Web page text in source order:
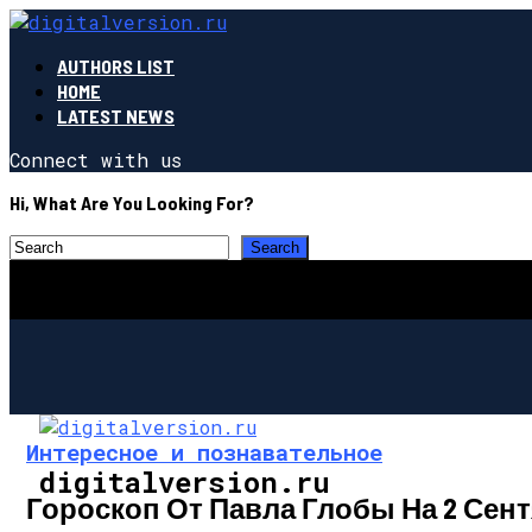
AUTHORS LIST
HOME
LATEST NEWS
Connect with us
Hi, What Are You Looking For?
digitalversion.ru
Интересное и познавательное
Гороскоп От Павла Глобы На 2